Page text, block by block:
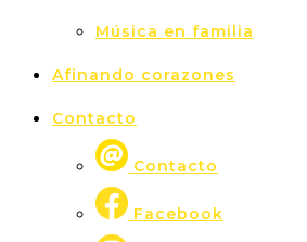
Música en familia
Afinando corazones
Contacto
Contacto
Facebook